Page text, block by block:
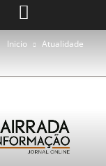
Inicio Atualidade